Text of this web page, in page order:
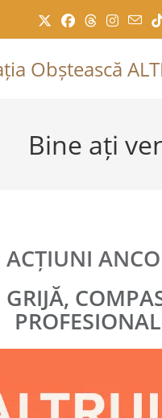
Obștească
Bine ați
ACȚIUNI